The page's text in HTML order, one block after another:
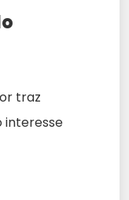
traz
interesse